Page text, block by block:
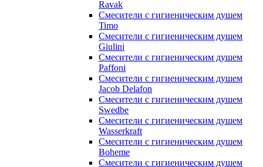
Ravak
Смесители с гигиеническим душем
Timo
Смесители с гигиеническим душем
Giulini
Смесители с гигиеническим душем
Paffoni
Смесители с гигиеническим душем
Jacob Delafon
Смесители с гигиеническим душем
Swedbe
Смесители с гигиеническим душем
Wasserkraft
Смесители с гигиеническим душем
Boheme
Смесители с гигиеническим душем